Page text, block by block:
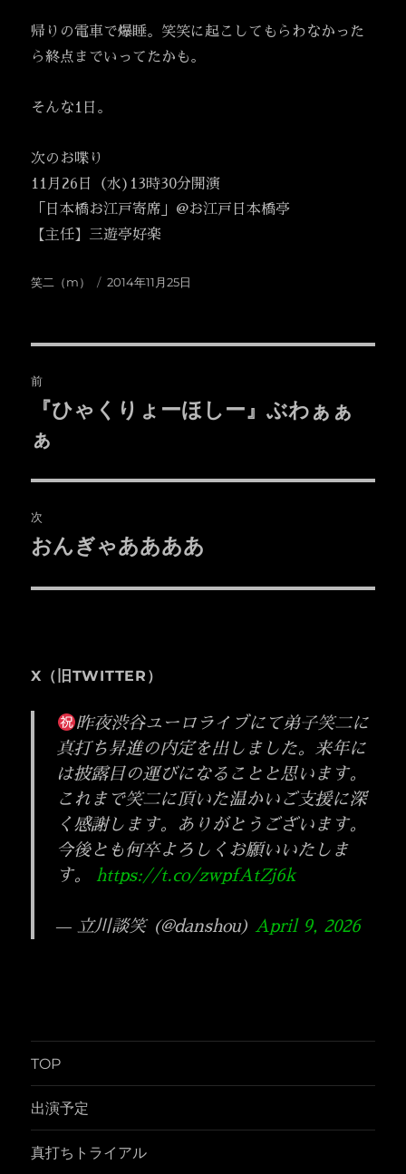
帰りの電車で爆睡。笑笑に起こしてもらわなかった
ら終点までいってたかも。
そんな1日。
次のお喋り
11月26日（水)13時30分開演
「日本橋お江戸寄席」@お江戸日本橋亭
【主任】三遊亭好楽
投
笑二（m）
投
2014年11月25日
稿
ナ
ビ
ゲ
ー
シ
ン
前
前
の
稿:
『ひゃくりょーほしー』ぶわぁぁ
ぁ
次
次
投
おんぎゃああああ
X（旧TWITTER）
昨夜渋谷ユーロライブにて弟子笑二に
真打ち昇進の内定を出しました。来年に
は披露目の運びになることと思います。
これまで笑二に頂いた温かいご支援に深
く感謝します。ありがとうございます。
今後とも何卒よろしくお願いいたしま
す。 https://t.co/zwpfAtZj6k
— 立川談笑 (@danshou) April 9, 2026
TOP
出演予定
真打ちトライアル